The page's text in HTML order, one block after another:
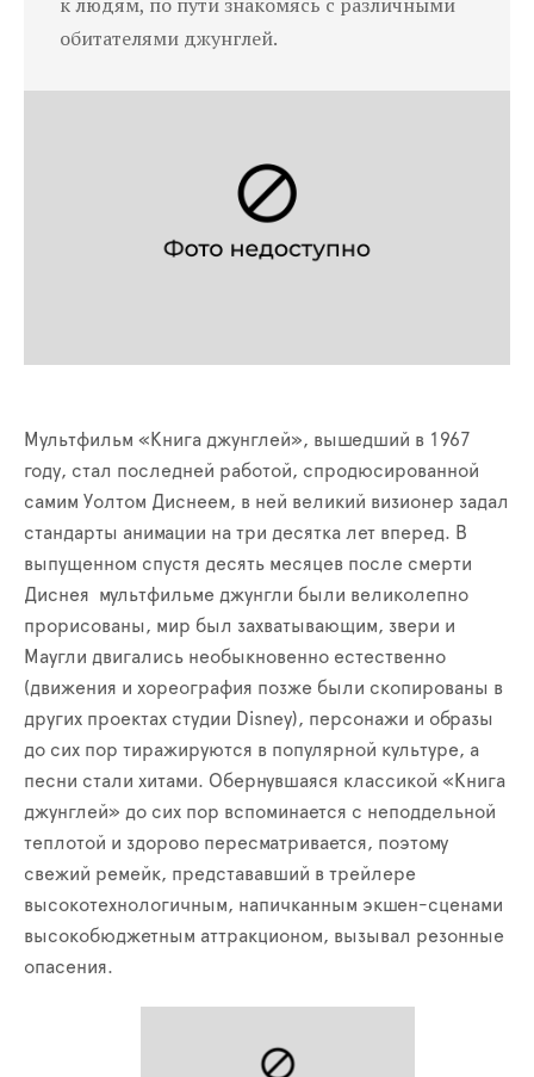
обитателями джунглей.
Мультфильм «Книга джунглей», вышедший в 1967
году, стал последней работой, спродюсированной
самим Уолтом Диснеем, в ней великий визионер задал
стандарты анимации на три десятка лет вперед. В
выпущенном спустя десять месяцев после смерти
Диснея мультфильме джунгли были великолепно
прорисованы, мир был захватывающим, звери и
Маугли двигались необыкновенно естественно
(движения и хореография позже были скопированы в
других проектах студии Disney), персонажи и образы
до сих пор тиражируются в популярной культуре, а
песни стали хитами. Обернувшаяся классикой «Книга
джунглей» до сих пор вспоминается с неподдельной
теплотой и здорово пересматривается, поэтому
свежий ремейк, представавший в трейлере
высокотехнологичным, напичканным экшен-сценами
высокобюджетным аттракционом, вызывал резонные
опасения.